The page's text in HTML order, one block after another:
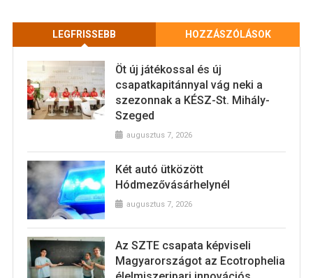
LEGFRISSEBB HOZZÁSZÓLÁSOK
Öt új játékossal és új
csapatkapitánnyal vág neki a
szezonnak a KÉSZ-St. Mihály-
Szeged
augusztus 7, 2026
Két autó ütközött
Hódmezővásárhelynél
augusztus 7, 2026
Az SZTE csapata képviseli
Magyarországot az Ecotrophelia